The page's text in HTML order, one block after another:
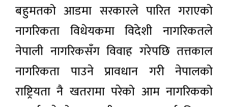
बहुमतको आडमा सरकारले पारित गराएको
नागरिकता विधेयकमा विदेशी नागरिकतले
नेपाली नागरिकसँग विवाह गरेपछि तत्तकाल
नागरिकता पाउने प्रावधान गरी नेपालको
राष्ट्रियता नै खतरामा परेको आम नागरिकको